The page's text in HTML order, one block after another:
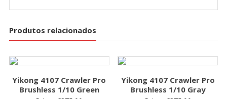
Produtos relacionados
Yikong 4107 Crawler Pro
Brushless 1/10 Green
Yikong 4107 Crawler Pro
Brushless 1/10 Gray